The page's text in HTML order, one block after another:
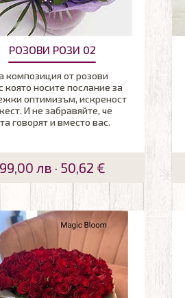
РОЗОВИ РОЗИ 02
композиция от розови
която носите послание за
оптимизъм, искреност
И не забравяйте, че
говорят и вместо вас.
99,00 лв · 50,62 €